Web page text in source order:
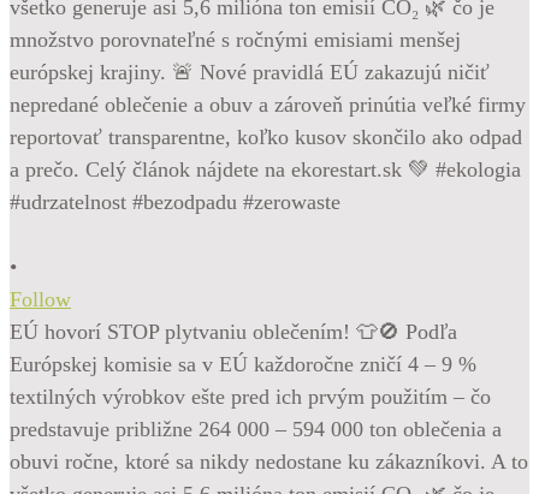
•
Follow
EÚ hovorí STOP plytvaniu oblečením! 👕🚫 Podľa
Európskej komisie sa v EÚ každoročne zničí 4 – 9 %
textilných výrobkov ešte pred ich prvým použitím – čo
predstavuje približne 264 000 – 594 000 ton oblečenia a
obuvi ročne, ktoré sa nikdy nedostane ku zákazníkovi. A to